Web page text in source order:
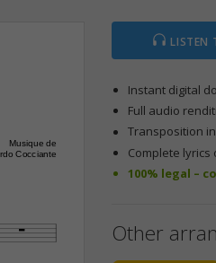
Musique de
Cocciante

LISTEN
Instant digital
Full audio
Transposition
Complete
100% legal –
Other